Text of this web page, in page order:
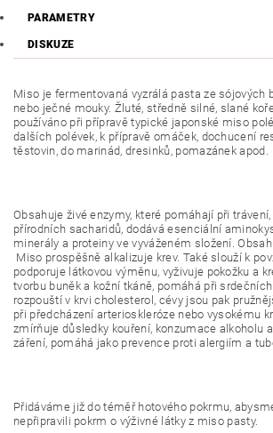
PARAMETRY
DISKUZE
Miso je fermentovaná vyzrálá pasta ze sójových
nebo ječné mouky. Žluté, středně silné, slané
používáno při přípravě typické japonské miso
dalších polévek, k přípravě omáček, dochucení
těstovin, do marinád, dresinků, pomazánek apod.
Obsahuje živé enzymy, které pomáhají při
přírodních sacharidů, dodává esenciální
minerály a proteiny ve vyváženém složení.
Miso prospěšně alkalizuje krev. Také slouží k
podporuje látkovou výměnu, vyživuje pokožku a
tvorbu buněk a kožní tkáně, pomáhá při
rozpouští v krvi cholesterol, cévy jsou pak
při předcházení arterioskleróze nebo vysokému
zmírňuje důsledky kouření, konzumace alkoholu
záření, pomáhá jako prevence proti alergiím a
Přidáváme již do téměř hotového pokrmu,
nepřipravili pokrm o výživné látky z miso pasty.